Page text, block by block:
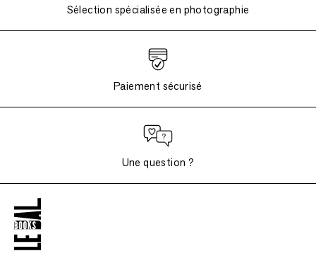
Sélection spécialisée en photographie
Paiement sécurisé
Une question ?